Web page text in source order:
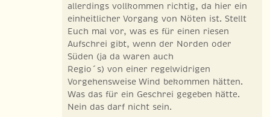
allerdings vollkommen richtig, da hier ein
einheitlicher Vorgang von Nöten ist. Stellt
Euch mal vor, was es für einen riesen
Aufschrei gibt, wenn der Norden oder
Süden (ja da waren auch
Regio´s) von einer regelwidrigen
Vorgehensweise Wind bekommen hätten.
Was das für ein Geschrei gegeben hätte.
Nein das darf nicht sein.